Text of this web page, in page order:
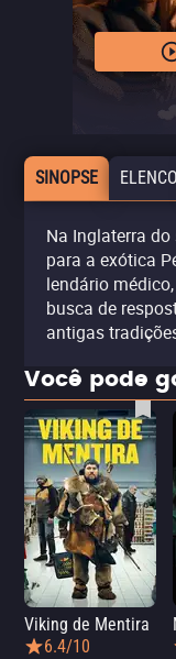
SINOPSE ELENCO
Na Inglaterra
para a exótica
lendário
busca de
antigas
Você pode
Viking de Mentira
6.4/10